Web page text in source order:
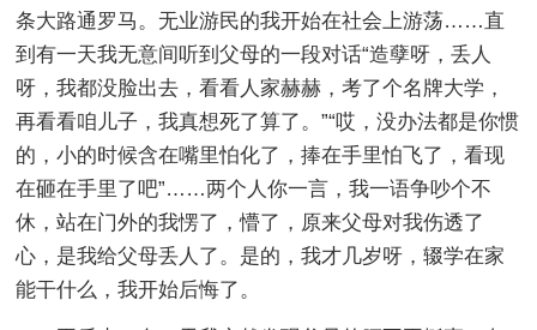
条大路通罗马。无业游民的我开始在社会上游荡……直
到有一天我无意间听到父母的一段对话“造孽呀，丢人
呀，我都没脸出去，看看人家赫赫，考了个名牌大学，
再看看咱儿子，我真想死了算了。”“哎，没办法都是你惯
的，小的时候含在嘴里怕化了，捧在手里怕飞了，看现
在砸在手里了吧”……两个人你一言，我一语争吵个不
休，站在门外的我愣了，懵了，原来父母对我伤透了
心，是我给父母丢人了。是的，我才几岁呀，辍学在家
能干什么，我开始后悔了。